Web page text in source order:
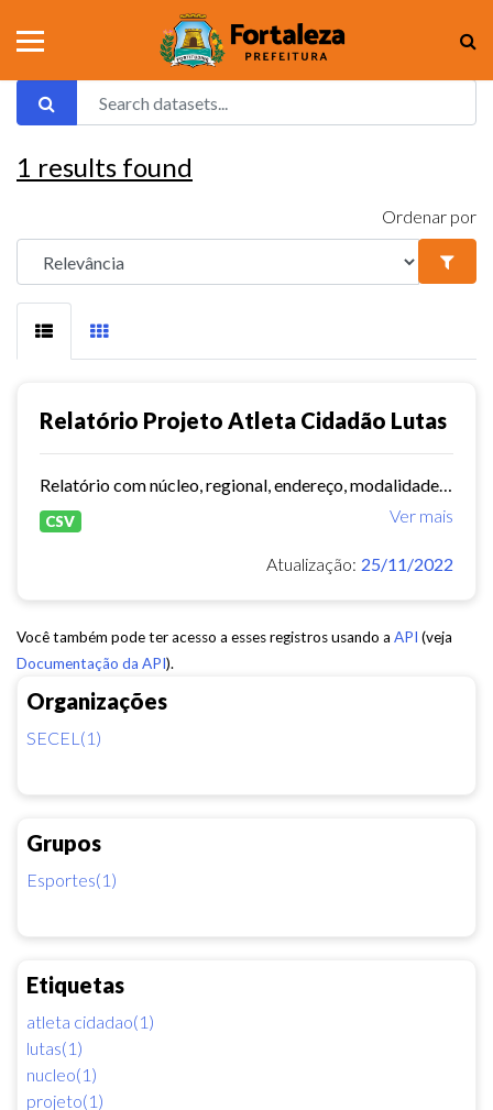
Organizações
SECEL(1)
Grupos
Esportes(1)
Etiquetas
atleta cidadao(1)
lutas(1)
nucleo(1)
projeto(1)
1 results found
Ordenar por
Relatório Projeto Atleta Cidadão Lutas
Ver mais
CSV
Atualização: 25/11/2022
Você também pode ter acesso a esses registros usando a API (veja
Documentação da API).